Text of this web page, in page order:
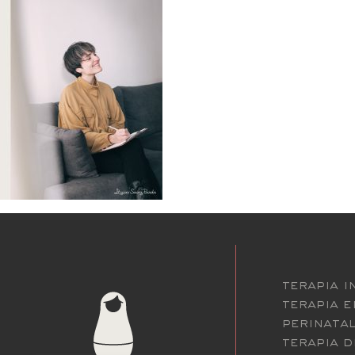
terapia
terapia
terapia